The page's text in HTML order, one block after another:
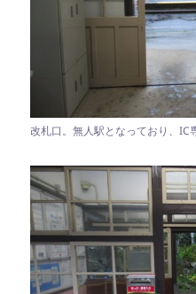
改札口。無人駅となっており、IC